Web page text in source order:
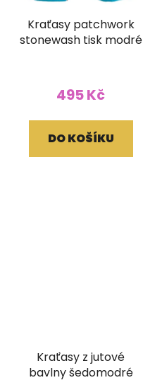
Kraťasy patchwork
stonewash tisk modré
495 Kč
DO KOŠÍKU
Kraťasy z jutové
bavlny šedomodré